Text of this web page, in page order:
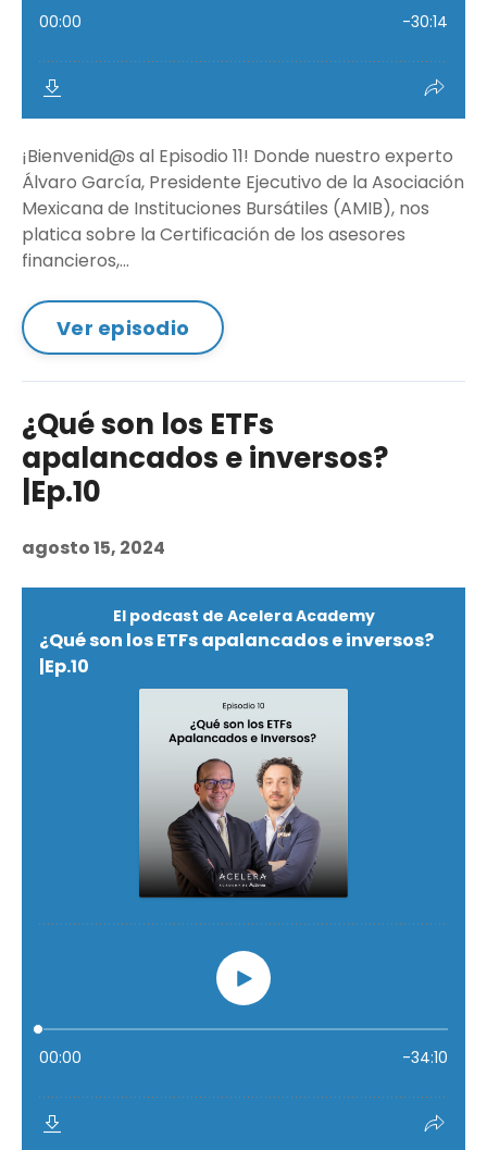
¡Bienvenid@s al Episodio 11! Donde nuestro experto
Álvaro García, Presidente Ejecutivo de la Asociación
Mexicana de Instituciones Bursátiles (AMIB), nos
platica sobre la Certificación de los asesores
financieros,...
Ver episodio
¿Qué son los ETFs
apalancados e inversos?
|Ep.10
agosto 15, 2024